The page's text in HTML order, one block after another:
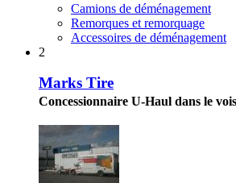
Camions de déménagement
Remorques et remorquage
Accessoires de déménagement
2
Marks Tire
Concessionnaire U-Haul dans le